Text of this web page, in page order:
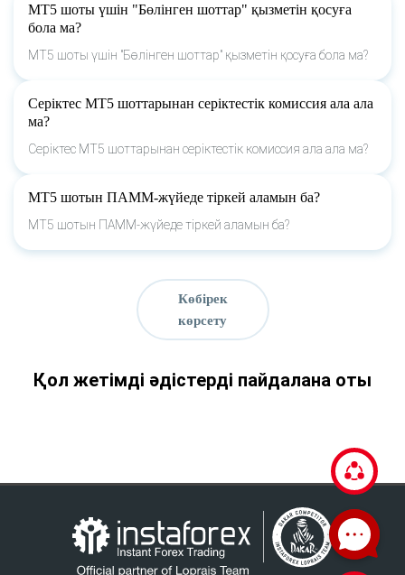
МТ5 шоты үшін "Бөлінген шоттар" қызметін қосуға
бола ма?
МТ5 шоты үшін "Бөлінген шоттар" қызметін қосуға бола ма?
Серіктес МТ5 шоттарынан серіктестік комиссия ала ала
ма?
Серіктес МТ5 шоттарынан серіктестік комиссия ала ала ма?
МТ5 шотын ПАММ-жүйеде тіркей аламын ба?
МТ5 шотын ПАММ-жүйеде тіркей аламын ба?
Көбірек
көрсету
Қол жетімді әдістерді пайдалана оты